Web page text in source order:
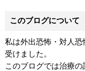
このブログについて
私は外出恐怖・対人
受けました。
このブログでは治療